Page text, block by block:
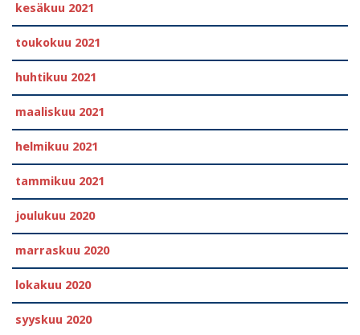
kesäkuu 2021
toukokuu 2021
huhtikuu 2021
maaliskuu 2021
helmikuu 2021
tammikuu 2021
joulukuu 2020
marraskuu 2020
lokakuu 2020
syyskuu 2020